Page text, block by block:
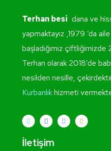
Terhan besi dana ve
yapmaktayız ,1979 ‘da
başladığımız
Terhan olarak 2018’de
nesilden nesille,
Kurbanlıkhizmeti
İletişim